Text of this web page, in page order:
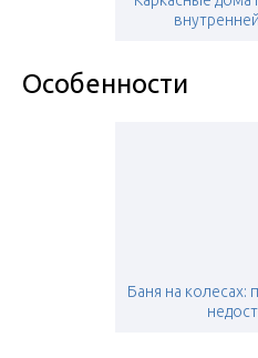
Особенности
Баня на колесах: